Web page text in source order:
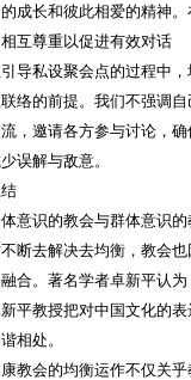
成长和彼此相爱的精神
互尊重以促进有效对话
导私设聚会点的过程中
络的前提。我们不强调
，邀请各方参与讨论，
误解与敌意。
意识的教会与群体意识
断去解决去均衡，教会
合。著名学者卓新平认
平教授把对中国文化的
相处。
教会的均衡运作不仅关